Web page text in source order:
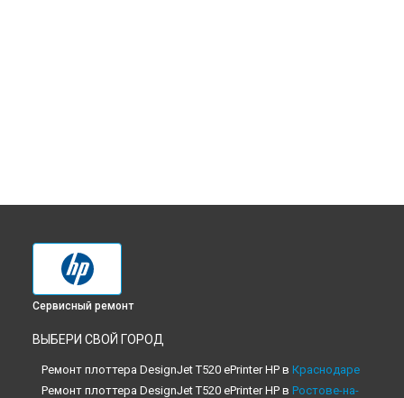
Сервисный ремонт
ВЫБЕРИ СВОЙ ГОРОД
Ремонт плоттера DesignJet T520 ePrinter HP в Краснодаре
Ремонт плоттера DesignJet T520 ePrinter HP в Ростове-на-